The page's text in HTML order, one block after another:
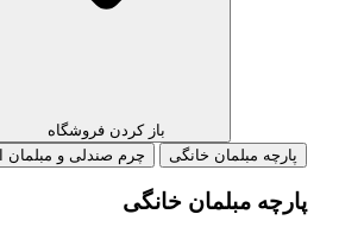
باز کردن فروشگاه
مبلمان خانگی
چرم صندلی و مبلمان اداری
مبلمان خانگی